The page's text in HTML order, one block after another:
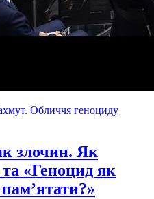
Обличчя геноциду
злочин. Як
«Геноцид як